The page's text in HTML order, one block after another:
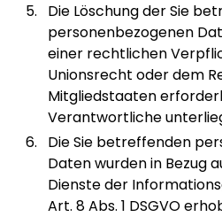
Die Löschung der Sie
personenbezogenen
einer rechtlichen
Unionsrecht oder dem
Mitgliedstaaten
Verantwortliche
Die Sie betreffenden
Daten wurden in Bezug
Dienste der
Art. 8 Abs. 1 DSGVO